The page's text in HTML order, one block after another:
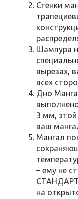
Стенки
Шампура
вырезах,
всех
Дно
3 мм,
ваш
Мангал
– ему не
СТАНДАРТ
на